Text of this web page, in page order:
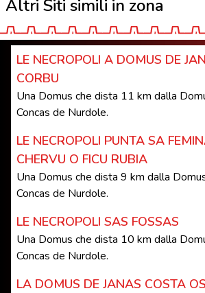
Altri Siti simili in zona
LE NECROPOLI A DOMUS DE
CORBU
Una Domus che dista 11 km dalla
Concas de Nurdole.
LE NECROPOLI PUNTA SA
CHERVU O FICU RUBIA
Una Domus che dista 9 km dalla
Concas de Nurdole.
LE NECROPOLI SAS FOSSAS
Una Domus che dista 10 km dalla
Concas de Nurdole.
LA DOMUS DE JANAS COSTA